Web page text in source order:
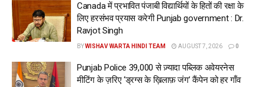
Canada में प्रभावित पंजाबी विद्यार्थियों के हितों की रक्षा के
लिए हरसंभव प्रयास करेगी Punjab government : Dr.
Ravjot Singh
BYWISHAV WARTA HINDI TEAM AUGUST 7, 2026 0
Punjab Police 39,000 से ज़्यादा पब्लिक अवेयरनेस
मीटिंग के ज़रिए ‘ड्रग्स के ख़िलाफ़ जंग’ कैंपेन को हर गाँव